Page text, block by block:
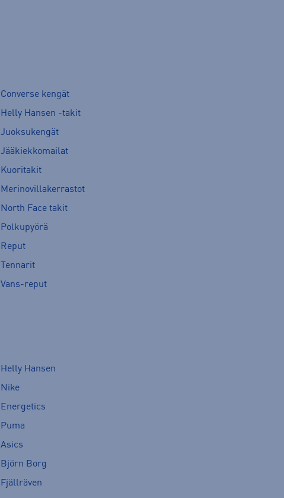
Converse kengät
Helly Hansen -takit
Juoksukengät
Jääkiekkomailat
Kuoritakit
Merinovillakerrastot
North Face takit
Polkupyörä
Reput
Tennarit
Vans-reput
Helly Hansen
Nike
Energetics
Puma
Asics
Björn Borg
Fjällräven